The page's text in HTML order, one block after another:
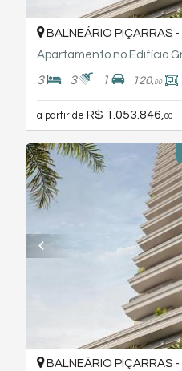
BALNEÁRIO PIÇARRAS -
3 3 1 120,00
a partir de R$ 1.053.846, 00
BALNEÁRIO PIÇARRAS -